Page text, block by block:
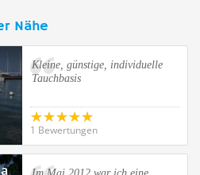
Nähe
Kleine, günstige, individuelle
Tauchbasis
1 Bewertungen